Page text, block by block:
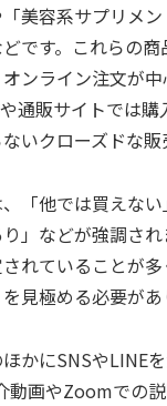
美容系サプリメ
です。これらの
ンライン注文が
通販サイトでは購
いクローズドな販
「他では買えな
」などが強調さ
れていることが
見極める必要があ
かにSNSやLINE
動画やZoomでの